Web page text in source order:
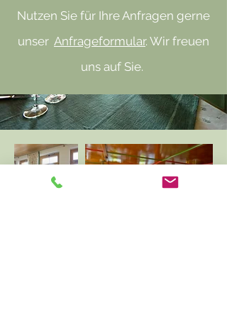
Nutzen Sie für Ihre Anfragen gerne
unser Anfrageformular. Wir freuen
uns auf Sie.